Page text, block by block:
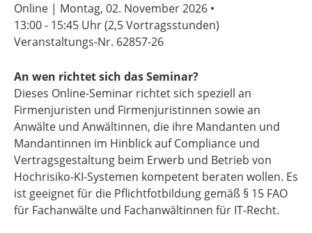
Online | Montag, 02. November 2026 •
13:00 - 15:45 Uhr(2,5 Vortragsstunden)
Veranstaltungs-Nr. 62857-26
An wen richtet sich das Seminar?
Dieses Online-Seminar richtet sich speziell an
Firmenjuristen und Firmenjuristinnen sowie an
Anwälte und Anwältinnen, die ihre Mandanten und
Mandantinnen im Hinblick auf Compliance und
Vertragsgestaltung beim Erwerb und Betrieb von
Hochrisiko-KI-Systemen kompetent beraten wollen. Es
ist geeignet für die Pflichtfotbildung gemäß § 15 FAO
für Fachanwälte und Fachanwältinnen für IT-Recht.